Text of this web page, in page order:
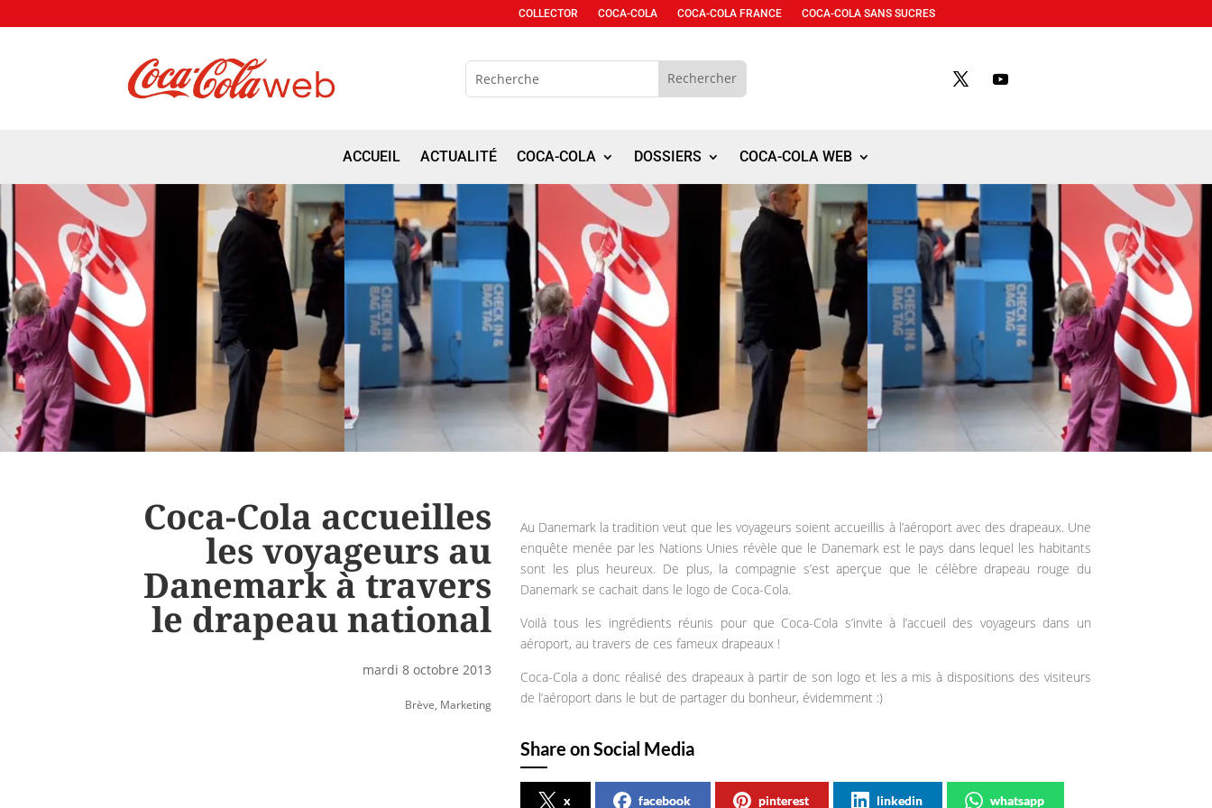
COLLECTOR COCA-COLA COCA-COLA FRANCE COCA-COLA SANS SUCRES
ACCUEIL ACTUALITÉ COCA-COLA DOSSIERS COCA-COLA WEB
Coca-Cola accueilles
les voyageurs au
Danemark à travers
le drapeau national
mardi 8 octobre 2013
Brève, Marketing
Au Danemark la tradition veut que les voyageurs soient accueillis à l’aéroport avec des drapeaux. Une
enquête menée par les Nations Unies révèle que le Danemark est le pays dans lequel les habitants
sont les plus heureux. De plus, la compagnie s’est aperçue que le célèbre drapeau rouge du
Danemark se cachait dans le logo de Coca-Cola.
Voilà tous les ingrédients réunis pour que Coca-Cola s’invite à l’accueil des voyageurs dans un
aéroport, au travers de ces fameux drapeaux !
Coca-Cola a donc réalisé des drapeaux à partir de son logo et les a mis à dispositions des visiteurs
de l’aéroport dans le but de partager du bonheur, évidemment :)
Share on Social Media
x facebook pinterest linkedin whatsapp